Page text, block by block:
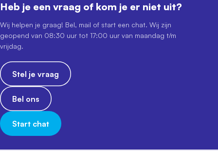
Heb je een vraag of kom je er niet uit?
Wij helpen je graag! Bel, mail of start een chat. Wij zijn
geopend van 08:30 uur tot 17:00 uur van maandag t/m
vrijdag.
Stel je vraag
Bel ons
Start chat